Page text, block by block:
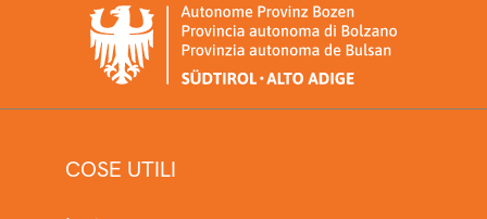
COSE UTILI